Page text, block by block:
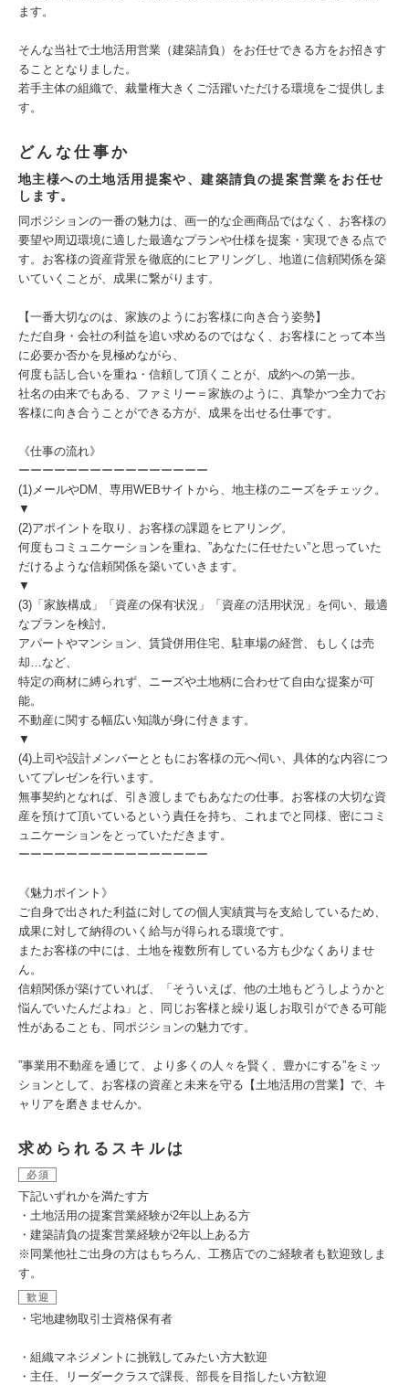
ます。
そんな当社で土地活用営業（建築請負）をお任せできる方をお招きす
ることとなりました。
若手主体の組織で、裁量権大きくご活躍いただける環境をご提供しま
す。
どんな仕事か
地主様への土地活用提案や、建築請負の提案営業をお任せ
します。
同ポジションの一番の魅力は、画一的な企画商品ではなく、お客様の
要望や周辺環境に適した最適なプランや仕様を提案・実現できる点で
す。お客様の資産背景を徹底的にヒアリングし、地道に信頼関係を築
いていくことが、成果に繋がります。
【一番大切なのは、家族のようにお客様に向き合う姿勢】
ただ自身・会社の利益を追い求めるのではなく、お客様にとって本当
に必要か否かを見極めながら、
何度も話し合いを重ね・信頼して頂くことが、成約への第一歩。
社名の由来でもある、ファミリー＝家族のように、真摯かつ全力でお
客様に向き合うことができる方が、成果を出せる仕事です。
《仕事の流れ》
ーーーーーーーーーーーーーーーー
(1)メールやDM、専用WEBサイトから、地主様のニーズをチェック。
▼
(2)アポイントを取り、お客様の課題をヒアリング。
何度もコミュニケーションを重ね、”あなたに任せたい”と思っていた
だけるような信頼関係を築いていきます。
▼
(3)「家族構成」「資産の保有状況」「資産の活用状況」を伺い、最適
なプランを検討。
アパートやマンション、賃貸併用住宅、駐車場の経営、もしくは売
却…など、
特定の商材に縛られず、ニーズや土地柄に合わせて自由な提案が可
能。
不動産に関する幅広い知識が身に付きます。
▼
(4)上司や設計メンバーとともにお客様の元へ伺い、具体的な内容につ
いてプレゼンを行います。
無事契約となれば、引き渡しまでもあなたの仕事。お客様の大切な資
産を預けて頂いているという責任を持ち、これまでと同様、密にコミ
ュニケーションをとっていただきます。
ーーーーーーーーーーーーーーーー
《魅力ポイント》
ご自身で出された利益に対しての個人実績賞与を支給しているため、
成果に対して納得のいく給与が得られる環境です。
またお客様の中には、土地を複数所有している方も少なくありませ
ん。
信頼関係が築けていれば、「そういえば、他の土地もどうしようかと
悩んでいたんだよね」と、同じお客様と繰り返しお取引ができる可能
性があることも、同ポジションの魅力です。
”事業用不動産を通じて、より多くの人々を賢く、豊かにする”をミッ
ションとして、お客様の資産と未来を守る【土地活用の営業】で、キ
ャリアを磨きませんか。
求められるスキルは
必須
下記いずれかを満たす⽅
・⼟地活用の提案営業経験が2年以上ある方
・建築請負の提案営業経験が2年以上ある方
※同業他社ご出身の方はもちろん、工務店でのご経験者も歓迎致しま
す。
歓迎
・宅地建物取引⼠資格保有者
・組織マネジメントに挑戦してみたい方大歓迎
・主任、リーダークラスで課長、部長を目指したい方歓迎